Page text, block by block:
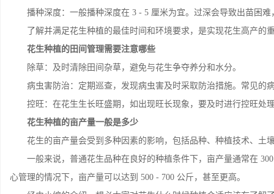
播种深度：一般播种深度在 3 - 5 厘米为宜。过深会导致出苗困难
了解并满足花生种植的最佳时间和环境要求，是实现花生高产的
花生种植的田间管理需要注意哪些
除草：及时清除田间杂草，避免与花生争夺养分和水分。
病虫害防治：定期巡查，发现病虫害及时采取防治措施。常见的
控旺：在花生生长旺盛期，如出现旺长现象，要及时进行控旺处
花生种植的亩产量一般是多少
花生的亩产量会受到多种因素的影响，包括品种、种植技术、土
一般来说，普通花生品种在良好的种植条件下，亩产量通常在 300
心管理的情况下，亩产量可以达到 500 - 700 公斤，甚至更高。